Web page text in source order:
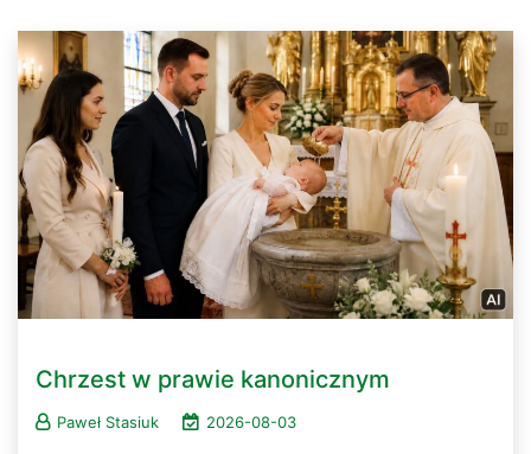
Chrzest w prawie kanonicznym
Paweł Stasiuk 2026-08-03